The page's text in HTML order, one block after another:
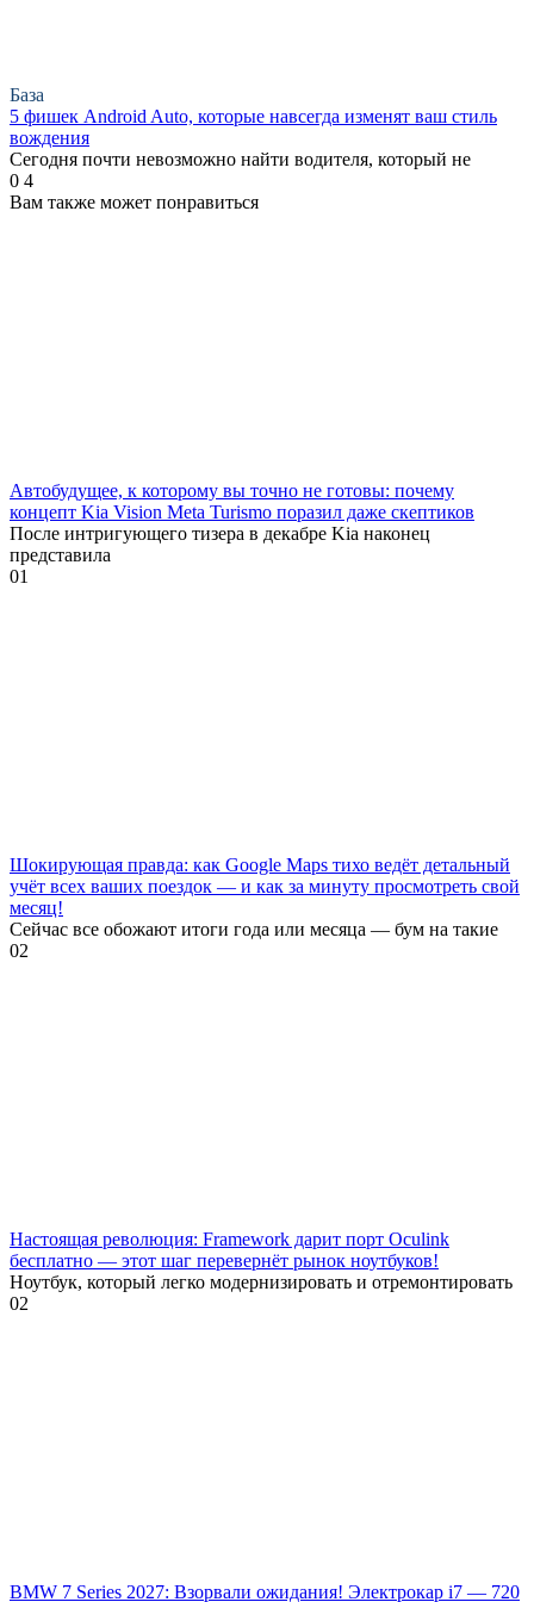
База
5 фишек Android Auto, которые навсегда изменят ваш стиль
вождения
Сегодня почти невозможно найти водителя, который не
0 4
Вам также может понравиться
Автобудущее, к которому вы точно не готовы: почему
концепт Kia Vision Meta Turismo поразил даже скептиков
После интригующего тизера в декабре Kia наконец
представила
01
Шокирующая правда: как Google Maps тихо ведёт детальный
учёт всех ваших поездок — и как за минуту просмотреть свой
месяц!
Сейчас все обожают итоги года или месяца — бум на такие
02
Настоящая революция: Framework дарит порт Oculink
бесплатно — этот шаг перевернёт рынок ноутбуков!
Ноутбук, который легко модернизировать и отремонтировать
02
BMW 7 Series 2027: Взорвали ожидания! Электрокар i7 — 720